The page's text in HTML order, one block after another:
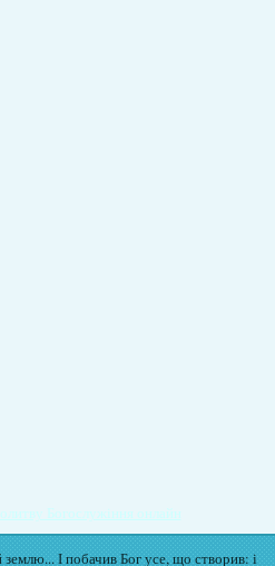
Богослужіння онлайн
І побачив Бог усе, що створив: і